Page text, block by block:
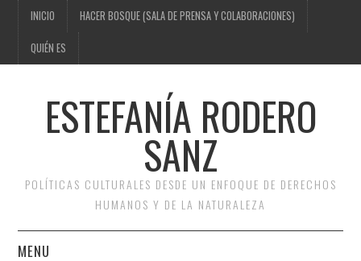
INICIO HACER BOSQUE (SALA DE PRENSA Y COLABORACIONES)
QUIÉN ES
ESTEFANÍA RODERO
SANZ
POLÍTICAS CULTURALES DESDE UN ENFOQUE DE DERECHOS
HUMANOS Y DE LA NATURALEZA
MENU